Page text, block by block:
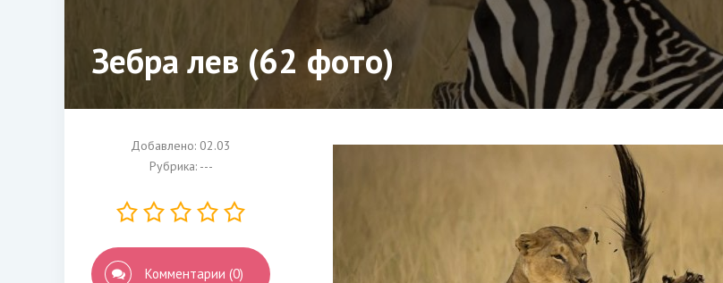
Зебра лев (62 фото)
Добавлено: 02.03
Рубрика: ---
Комментарии (0)